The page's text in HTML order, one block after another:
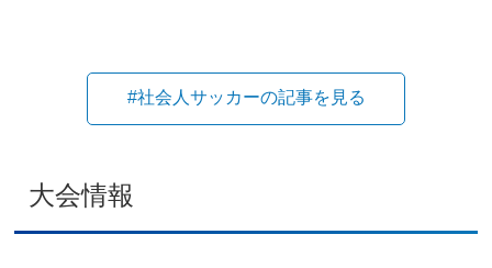
#社会人サッカーの記事を見る
大会情報